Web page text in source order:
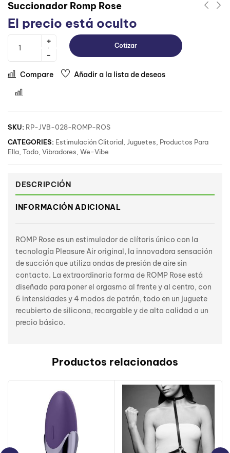
Succionador Romp Rose
El precio está oculto
Cotizar
Compare Añadir a la lista de deseos
SKU: RP-JVB-028-ROMP-ROS
CATEGORIES: Estimulación Clitorial Juguetes Productos Para
Ella Todo Vibradores We-Vibe
DESCRIPCIÓN
INFORMACIÓN ADICIONAL
ROMP Rose es un estimulador de clítoris único con la
tecnología Pleasure Air original, la innovadora sensación
de succión que utiliza ondas de presión de aire sin
contacto. La extraordinaria forma de ROMP Rose está
diseñada para poner el orgasmo al frente y al centro, con
6 intensidades y 4 modos de patrón, todo en un juguete
recubierto de silicona, recargable y de alta calidad a un
precio básico.
Productos relacionados